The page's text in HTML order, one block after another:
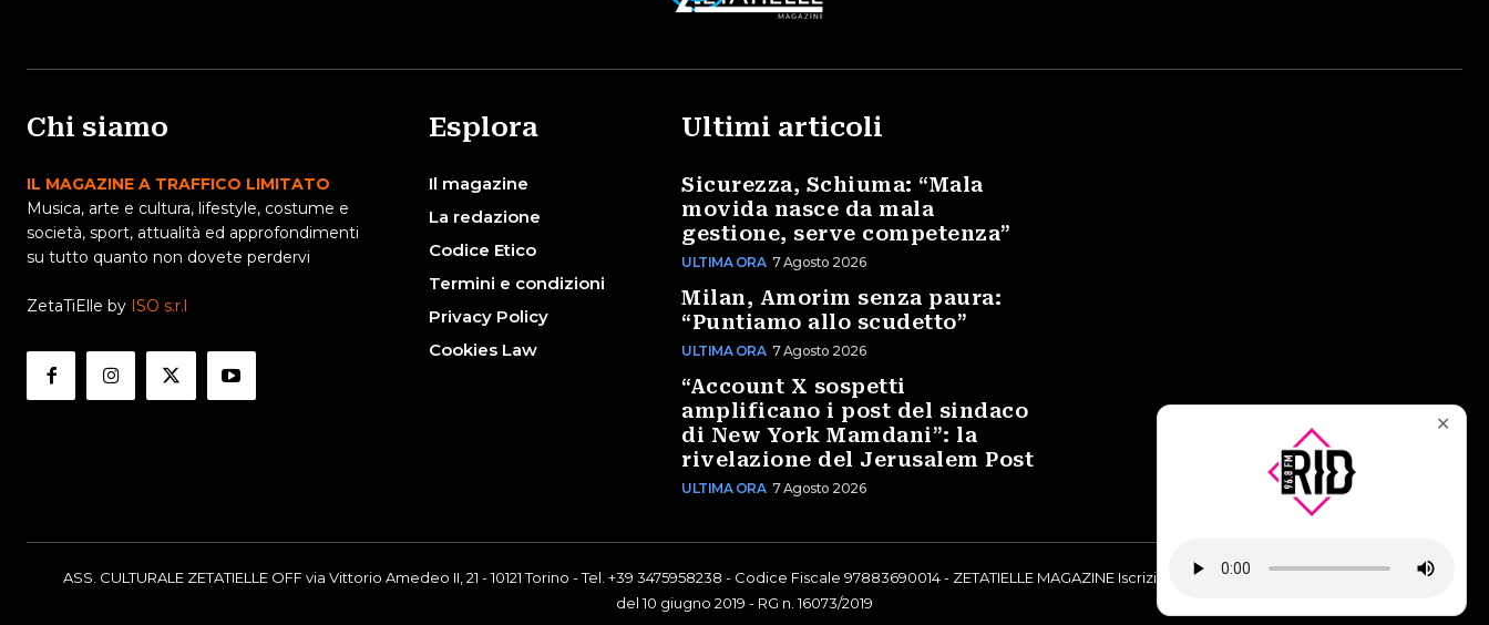
Chi siamo
IL MAGAZINE A TRAFFICO LIMITATO
Musica, arte e cultura, lifestyle, costume e
società, sport, attualità ed approfondimenti
su tutto quanto non dovete perdervi
ZetaTiElle by ISO s.r.l
Esplora
Il magazine
La redazione
Codice Etico
Termini e condizioni
Privacy Policy
Cookies Law
Ultimi articoli
Sicurezza, Schiuma: “Mala
movida nasce da mala
gestione, serve competenza”
ULTIMA ORA 7 Agosto 2026
Milan, Amorim senza paura:
“Puntiamo allo scudetto”
ULTIMA ORA 7 Agosto 2026
“Account X sospetti
amplificano i post del sindaco
di New York Mamdani”: la
rivelazione del Jerusalem Post
ULTIMA ORA 7 Agosto 2026
ASS. CULTURALE ZETATIELLE OFF via Vittorio Amedeo II, 21 - 10121 Torino - Tel. +39 3475958238 - Codice Fiscale 97883690014 - ZETATIELLE MAGAZINE Iscrizione al Tribunale di Torino n° 9748/2019
del 10 giugno 2019 - RG n. 16073/2019
✕